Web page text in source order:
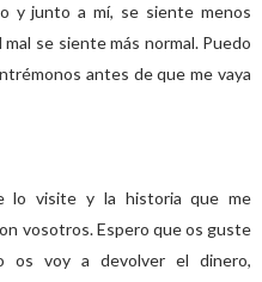
y junto a mí, se siente menos
se siente más normal. Puedo
antes de que me vaya
lo visite y la historia que me
vosotros. Espero que os guste
os voy a devolver el dinero,